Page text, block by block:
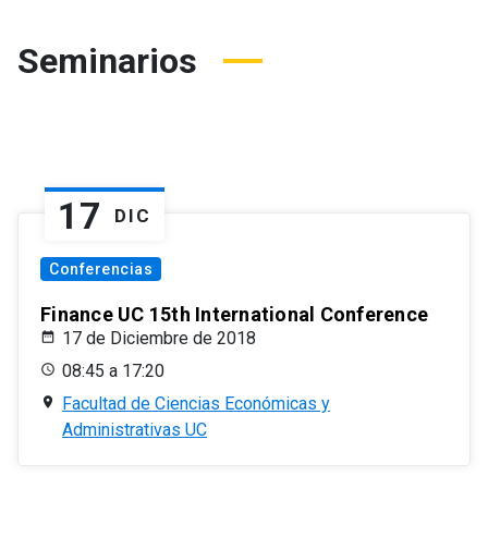
Seminarios
17 DIC
Conferencias
Finance UC 15th International Conference
17 de Diciembre de 2018
08:45 a 17:20
Facultad de Ciencias Económicas y
Administrativas UC